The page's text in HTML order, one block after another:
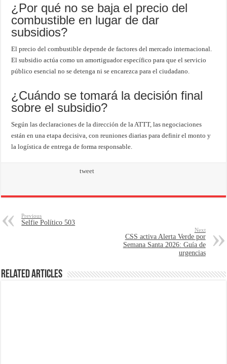
¿Por qué no se baja el precio del
combustible en lugar de dar
subsidios?
El precio del combustible depende de factores del mercado internacional.
El subsidio actúa como un amortiguador específico para que el servicio
público esencial no se detenga ni se encarezca para el ciudadano.
¿Cuándo se tomará la decisión final
sobre el subsidio?
Según las declaraciones de la dirección de la ATTT, las negociaciones
están en una etapa decisiva, con reuniones diarias para definir el monto y
la logística de entrega de forma responsable.
tweet
Previous
Selfie Político 503
Next
CSS activa Alerta Verde por
Semana Santa 2026: Guía de
urgencias
Related Articles